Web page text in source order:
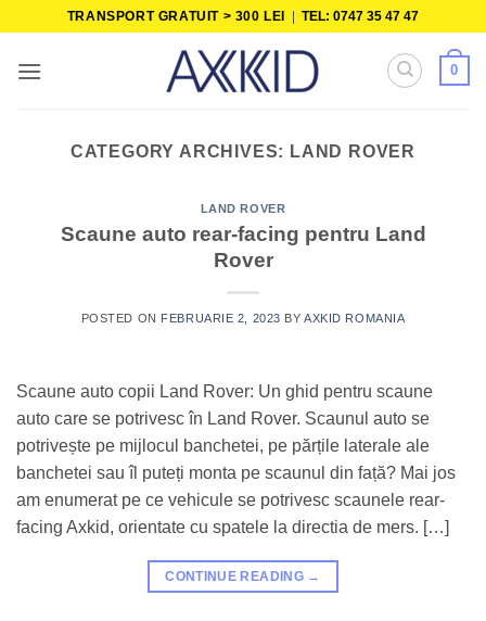
content
TRANSPORT GRATUIT > 300 LEI |TEL: 0747 35 47 47
0
CATEGORY ARCHIVES: LAND ROVER
LAND ROVER
Scaune auto rear-facing pentru Land
Rover
POSTED ON FEBRUARIE 2, 2023 BYAXKID ROMANIA
Scaune auto copii Land Rover: Un ghid pentru scaune
auto care se potrivesc în Land Rover. Scaunul auto se
potrivește pe mijlocul banchetei, pe părțile laterale ale
banchetei sau îl puteți monta pe scaunul din față? Mai jos
am enumerat pe ce vehicule se potrivesc scaunele rear-
facing Axkid, orientate cu spatele la directia de mers. […]
CONTINUE READING →